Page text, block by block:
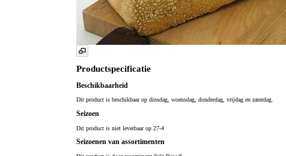
Productspecificatie
Beschikbaarheid
Dit product is beschikbaar op dinsdag, woensdag, donderdag, vrijdag en zaterdag.
Seizoen
Dit product is niet leverbaar op 27-4
Seizoenen van assortimenten